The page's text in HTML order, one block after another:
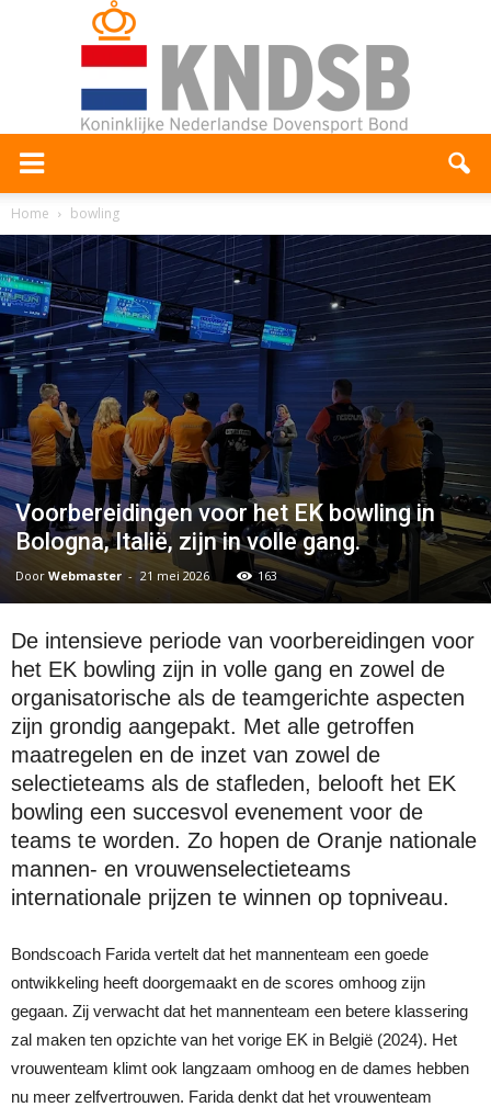
Home bowling
Voorbereidingen voor het EK bowling in
Bologna, Italië, zijn in volle gang.
Door Webmaster - 21 mei 2026 163
De intensieve periode van voorbereidingen voor
het EK bowling zijn in volle gang en zowel de
organisatorische als de teamgerichte aspecten
zijn grondig aangepakt. Met alle getroffen
maatregelen en de inzet van zowel de
selectieteams als de stafleden, belooft het EK
bowling een succesvol evenement voor de
teams te worden. Zo hopen de Oranje nationale
mannen- en vrouwenselectieteams
internationale prijzen te winnen op topniveau.
Bondscoach Farida vertelt dat het mannenteam een goede
ontwikkeling heeft doorgemaakt en de scores omhoog zijn
gegaan. Zij verwacht dat het mannenteam een betere klassering
zal maken ten opzichte van het vorige EK in België (2024). Het
vrouwenteam klimt ook langzaam omhoog en de dames hebben
nu meer zelfvertrouwen. Farida denkt dat het vrouwenteam